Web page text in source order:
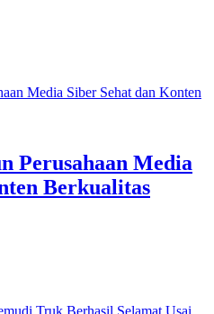
Perusahaan Media
Berkualitas